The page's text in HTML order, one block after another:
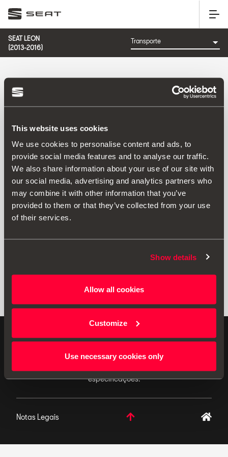
This website uses cookies
We use cookies to personalise content and ads, to
provide social media features and to analyse our traffic.
We also share information about your use of our site with
our social media, advertising and analytics partners who
may combine it with other information that you’ve
provided to them or that they’ve collected from your use
of their services.
Show details
Allow all cookies
Customize
Use necessary cookies only
SEAT LEON
(2013-2016)
Ordenar por:
Data de lançamento |A-Z|Z-A| Preço asc|Preço desc
No Results
CATEGORIA: TRANSPORTE
ACESSÓRIOS ORIGINAIS - A SEAT aplica uma política
de desenvolvimento contínuo dos seus produtos e
especificações.
Notas Legais